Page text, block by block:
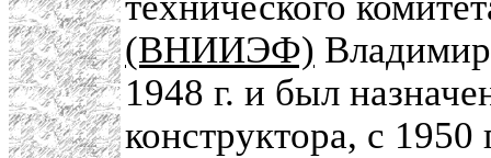
(ВНИИЭФ)
1948 г. и был
конструктора, с 1950